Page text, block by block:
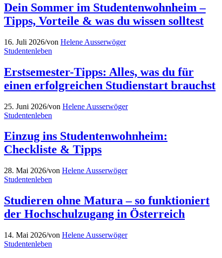
Dein Sommer im Studentenwohnheim –
Tipps, Vorteile & was du wissen solltest
16. Juli 2026/von Helene Ausserwöger
Studentenleben
Erstsemester-Tipps: Alles, was du für
einen erfolgreichen Studienstart brauchst
25. Juni 2026/von Helene Ausserwöger
Studentenleben
Einzug ins Studentenwohnheim:
Checkliste & Tipps
28. Mai 2026/von Helene Ausserwöger
Studentenleben
Studieren ohne Matura – so funktioniert
der Hochschulzugang in Österreich
14. Mai 2026/von Helene Ausserwöger
Studentenleben